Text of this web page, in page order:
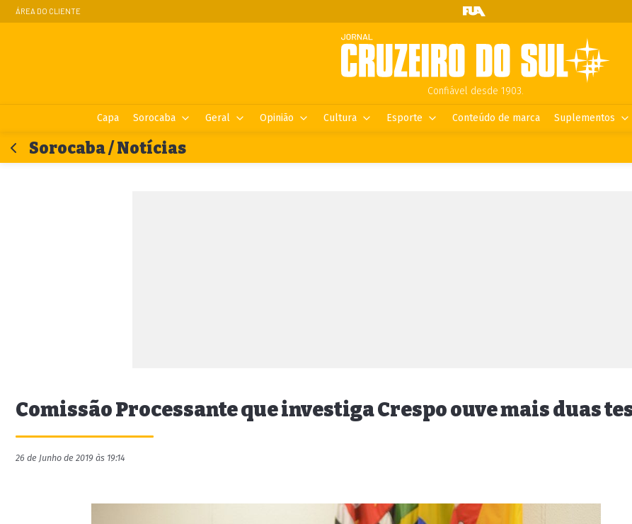
ÁREA DO CLIENTE
Confiável desde 1903.
Capa Sorocaba Geral Opinião Cultura Esporte Conteúdo de marca Suplementos
Sorocaba / Notícias
Comissão Processante que investiga Crespo ouve mais duas
26 de Junho de 2019 às 19:14